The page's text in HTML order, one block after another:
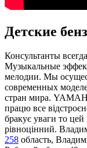
Детские
Консультанты
Музыкальные
мелодии. Мы
современных
стран мира.
працю все
бракує уваги то
рівноцінний.
258 область,